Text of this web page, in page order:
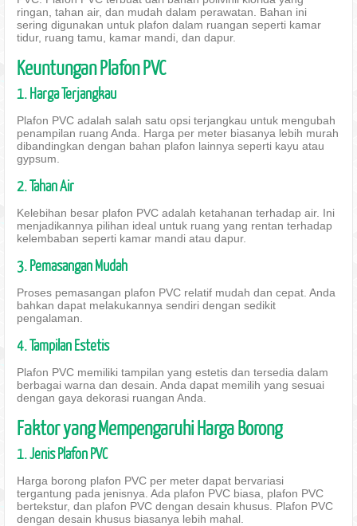
ringan, tahan air, dan mudah dalam perawatan. Bahan ini
sering digunakan untuk plafon dalam ruangan seperti kamar
tidur, ruang tamu, kamar mandi, dan dapur.
Keuntungan Plafon PVC
1. Harga Terjangkau
Plafon PVC adalah salah satu opsi terjangkau untuk mengubah
penampilan ruang Anda. Harga per meter biasanya lebih murah
dibandingkan dengan bahan plafon lainnya seperti kayu atau
gypsum.
2. Tahan Air
Kelebihan besar plafon PVC adalah ketahanan terhadap air. Ini
menjadikannya pilihan ideal untuk ruang yang rentan terhadap
kelembaban seperti kamar mandi atau dapur.
3. Pemasangan Mudah
Proses pemasangan plafon PVC relatif mudah dan cepat. Anda
bahkan dapat melakukannya sendiri dengan sedikit
pengalaman.
4. Tampilan Estetis
Plafon PVC memiliki tampilan yang estetis dan tersedia dalam
berbagai warna dan desain. Anda dapat memilih yang sesuai
dengan gaya dekorasi ruangan Anda.
Faktor yang Mempengaruhi Harga Borong
1. Jenis Plafon PVC
Harga borong plafon PVC per meter dapat bervariasi
tergantung pada jenisnya. Ada plafon PVC biasa, plafon PVC
bertekstur, dan plafon PVC dengan desain khusus. Plafon PVC
dengan desain khusus biasanya lebih mahal.